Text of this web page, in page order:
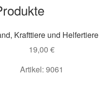
Krafttiere und Helfertiere
19,00 €
Artikel: 9061